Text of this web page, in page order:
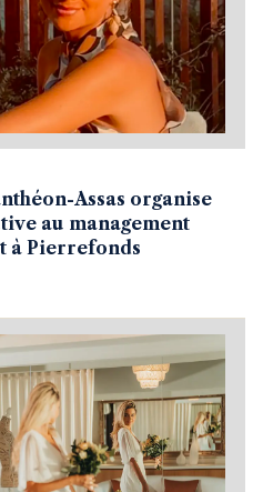
Assas organise
au management
à Pierrefonds